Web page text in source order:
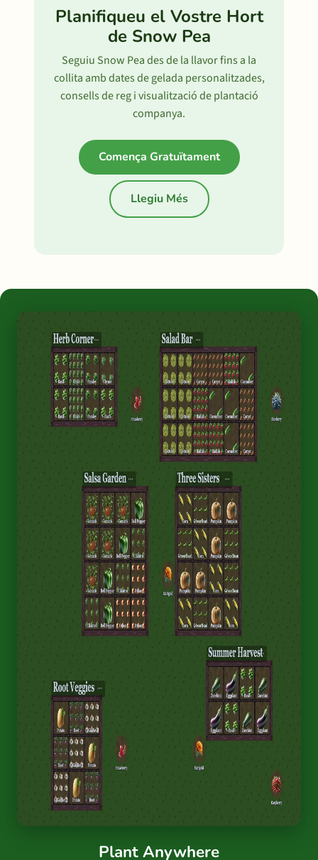
Planifiqueu el Vostre Hort
de Snow Pea
Seguiu Snow Pea des de la llavor fins a la
collita amb dates de gelada personalitzades,
consells de reg i visualització de plantació
companya.
Comença Gratuïtament
Llegiu Més
Plant Anywhere